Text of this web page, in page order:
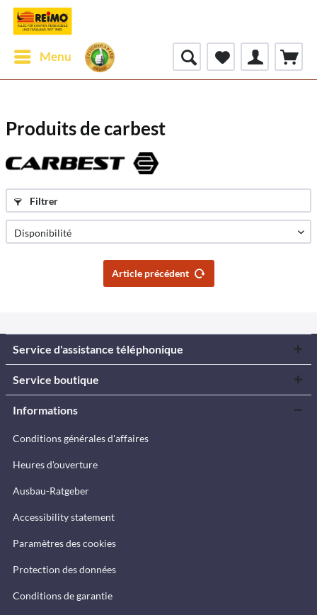
Menu
Produits de carbest
Filtrer
Article précédent
Service d'assistance téléphonique
Service boutique
Informations
Conditions générales d'affaires
Heures d'ouverture
Ausbau-Ratgeber
Accessibility statement
Paramètres des cookies
Protection des données
Conditions de garantie